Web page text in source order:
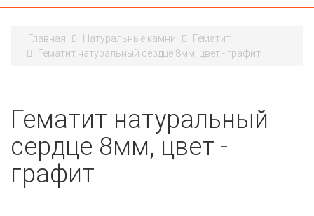
Главная Натуральные камни
Гематит
Гематит натуральный сердце 8мм, цвет - графит
Гематит натуральный
сердце 8мм, цвет -
графит